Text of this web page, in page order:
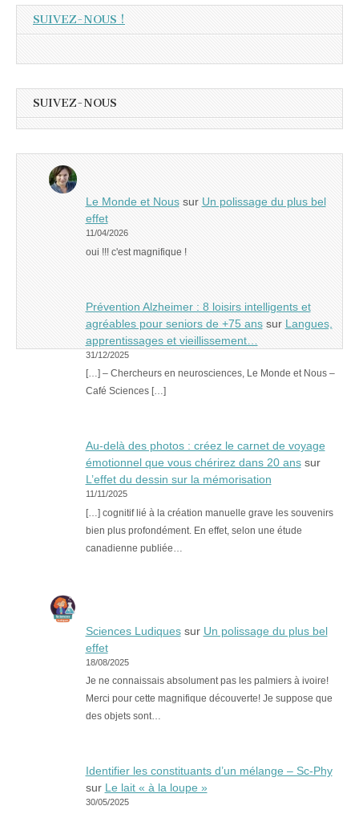
SUIVEZ-NOUS !
SUIVEZ-NOUS
Le Monde et Noussur Un polissage du plus bel
effet
11/04/2026
oui !!! c'est magnifique !
Prévention Alzheimer : 8 loisirs intelligents et
agréables pour seniors de +75 anssur Langues,
apprentissages et vieillissement…
31/12/2025
[…] – Chercheurs en neurosciences, Le Monde et Nous –
Café Sciences […]
Au-delà des photos : créez le carnet de voyage
émotionnel que vous chérirez dans 20 anssur
L’effet du dessin sur la mémorisation
11/11/2025
[…] cognitif lié à la création manuelle grave les souvenirs
bien plus profondément. En effet, selon une étude
canadienne publiée…
Sciences Ludiquessur Un polissage du plus bel
effet
18/08/2025
Je ne connaissais absolument pas les palmiers à ivoire!
Merci pour cette magnifique découverte! Je suppose que
des objets sont…
Identifier les constituants d’un mélange – Sc-Phy
sur Le lait « à la loupe »
30/05/2025